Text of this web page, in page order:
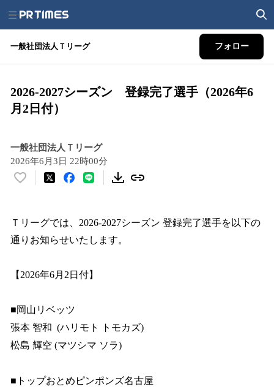
一般社団法人Ｔリーグ フォロー
2026-2027シーズン 登録完了選手（2026年6
月2日付）
一般社団法人Ｔリーグ
2026年6月3日 22時00分
い
！
数
を
み
中
で
Ｔリーグでは、2026-2027シーズン 登録完了選手を以下の
通りお知らせいたします。
【2026年6月2日付】
■岡山リベッツ
張本 智和 (ハリモト トモカズ)
松島 輝空 (マツシマ ソラ)
■トップおとめピンポンズ名古屋